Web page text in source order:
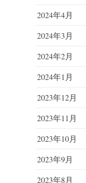
2024年4月
2024年3月
2024年2月
2024年1月
2023年12月
2023年11月
2023年10月
2023年9月
2023年8月